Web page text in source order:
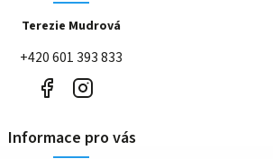
Terezie Mudrová
+420 601 393 833
Informace pro vás